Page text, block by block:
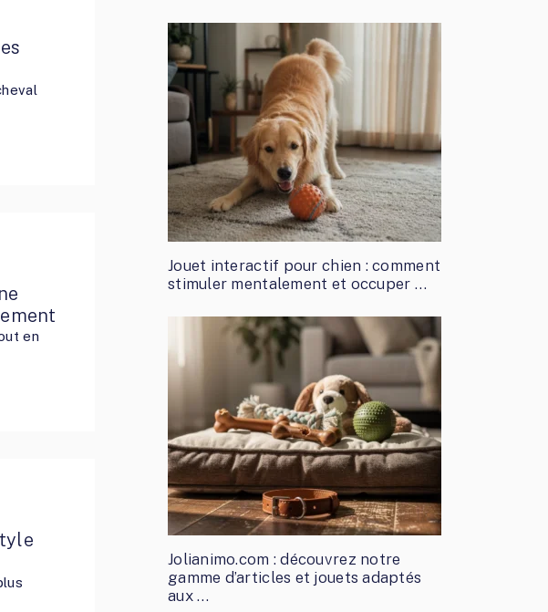
en
Jouet interactif pour chien : comment
stimuler mentalement et occuper …
Jolianimo.com : découvrez notre
gamme d’articles et jouets adaptés
aux …